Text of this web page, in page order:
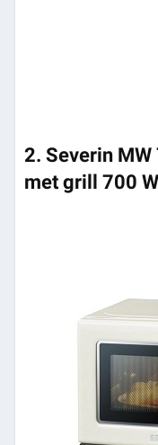
2. Severin
met grill 700